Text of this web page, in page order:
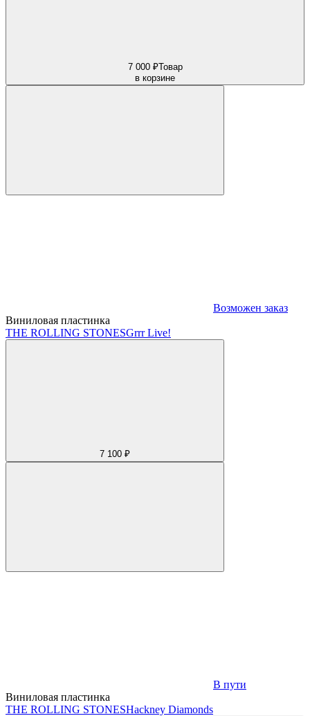
7 000 ₽Товар
в корзине
Возможен заказ
Виниловая пластинка
THE ROLLING STONESGrrr Live!
7 100 ₽
В пути
Виниловая пластинка
THE ROLLING STONESHackney Diamonds